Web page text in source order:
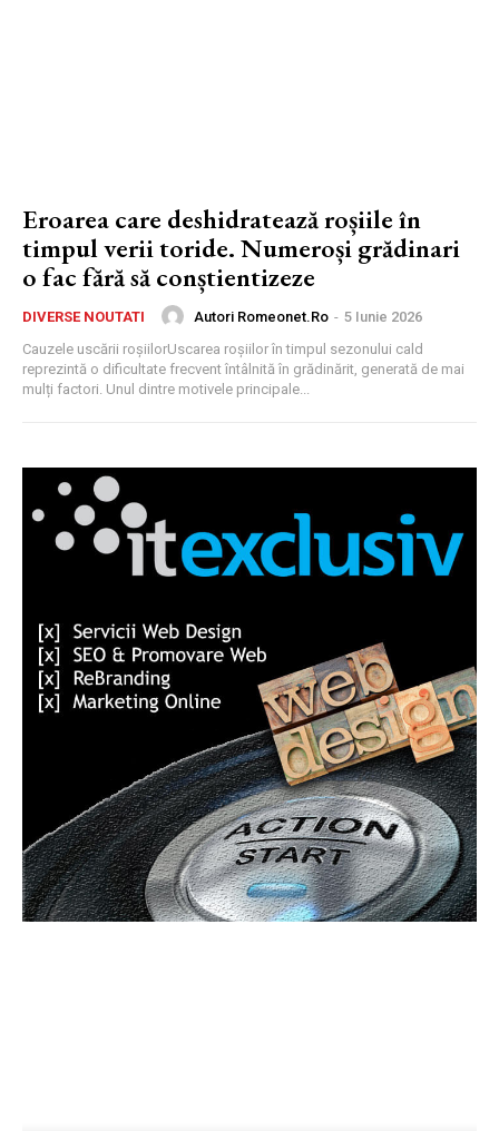
Eroarea care deshidratează roșiile în
timpul verii toride. Numeroși grădinari
o fac fără să conștientizeze
DIVERSE NOUTATI Autori Romeonet.ro - 5 Iunie 2026
Cauzele uscării roșiilorUscarea roșiilor în timpul sezonului cald
reprezintă o dificultate frecvent întâlnită în grădinărit, generată de mai
mulți factori. Unul dintre motivele principale...